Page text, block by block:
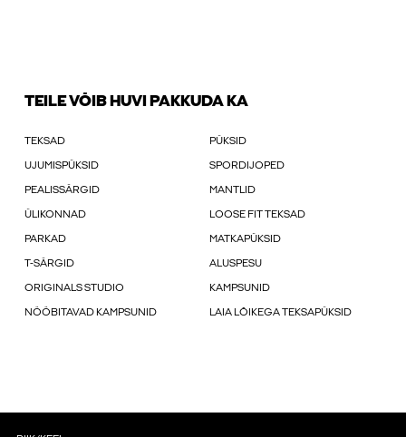
TEILE VÕIB HUVI PAKKUDA KA
TEKSAD PÜKSID
UJUMISPÜKSID SPORDIJOPED
PEALISSÄRGID MANTLID
ÜLIKONNAD LOOSE FIT TEKSAD
PARKAD MATKAPÜKSID
T-SÄRGID ALUSPESU
ORIGINALS STUDIO KAMPSUNID
NÖÖBITAVAD KAMPSUNID LAIA LÕIKEGA TEKSAPÜKSID